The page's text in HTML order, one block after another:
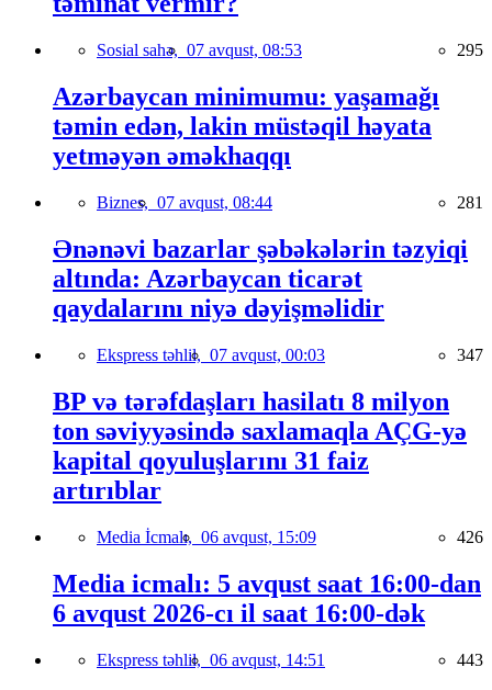
Sosial sahə, 07 avqust, 08:53 295
Azərbaycan minimumu: yaşamağı
təmin edən, lakin müstəqil həyata
yetməyən əməkhaqqı
Biznes, 07 avqust, 08:44 281
Ənənəvi bazarlar şəbəkələrin təzyiqi
altında: Azərbaycan ticarət
qaydalarını niyə dəyişməlidir
Ekspress təhlil, 07 avqust, 00:03 347
BP və tərəfdaşları hasilatı 8 milyon
ton səviyyəsində saxlamaqla AÇG-yə
kapital qoyuluşlarını 31 faiz
artırıblar
Media İcmalı, 06 avqust, 15:09 426
Media icmalı: 5 avqust saat 16:00-dan
6 avqust 2026-cı il saat 16:00-dək
Ekspress təhlil, 06 avqust, 14:51 443